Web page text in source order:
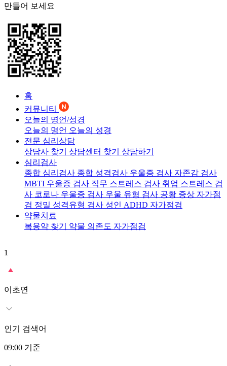
만들어 보세요
홈
커뮤니티
오늘의 명언/성경
오늘의 명언 오늘의 성경
전문 심리상담
상담사 찾기 상담센터 찾기 상담하기
심리검사
종합 심리검사 종합 성격검사 우울증 검사 자존감 검사
MBTI 우울증 검사 직무 스트레스 검사 취업 스트레스 검
사 코로나 우울증 검사 우울 유형 검사 공황 증상 자가점
검 정밀 성격유형 검사 성인 ADHD 자가점검
약물치료
복용약 찾기 약물 의존도 자가점검
1
이초연
인기 검색어
09:00 기준